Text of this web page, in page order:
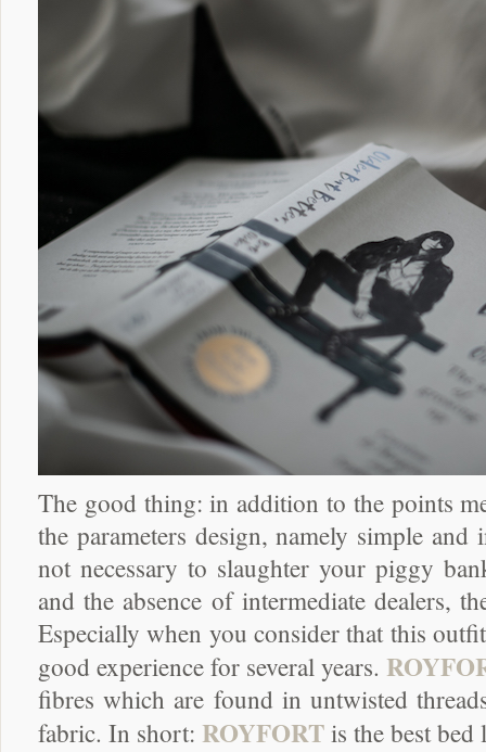
The good thing: in addition to the points
the parameters design, namely simple
not necessary to slaughter your piggy
and the absence of intermediate dealers,
Especially when you consider that this
good experience for several years.
fibres which are found in untwisted
fabric. In short: ROYFORTis the best